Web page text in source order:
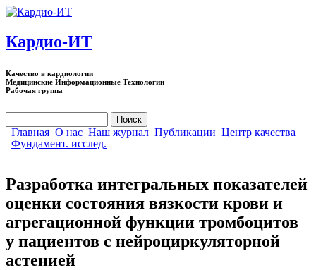
Перейти к основному содержанию
Кардио-ИТ
Качество в кардиологии
Медицинские Информационные Технологии
Рабочая группа
Форма поиска
Главная О нас Наш журнал Публикации Центр качества
Фундамент. исслед.
Разработка интегральных показателей
оценки состояния вязкости крови и
агрегационной функции тромбоцитов
у пациентов с нейроциркуляторной
астенией